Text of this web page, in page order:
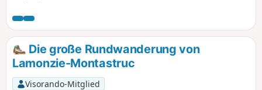
Die große Rundwanderung von
Lamonzie-Montastruc
Visorando-Mitglied